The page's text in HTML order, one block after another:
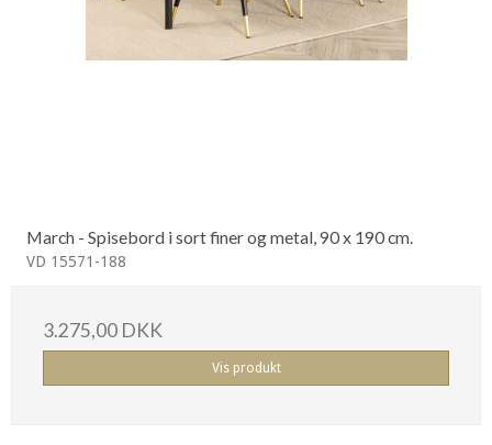
March - Spisebord i sort finer og metal, 90 x 190 cm.
VD 15571-188
3.275,00 DKK
Vis produkt